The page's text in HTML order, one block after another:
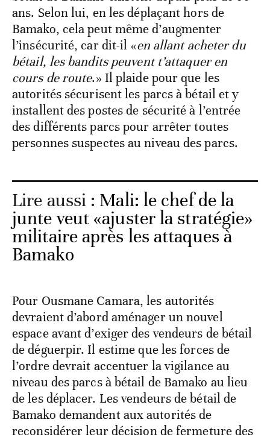
ans. Selon lui, en les déplaçant hors de
Bamako, cela peut même d’augmenter
l’insécurité, car dit-il «en allant acheter du
bétail, les bandits peuvent t’attaquer en
cours de route.» Il plaide pour que les
autorités sécurisent les parcs à bétail et y
installent des postes de sécurité à l’entrée
des différents parcs pour arrêter toutes
personnes suspectes au niveau des parcs.
Lire aussi : Mali: le chef de la
junte veut «ajuster la stratégie»
militaire après les attaques à
Bamako
Pour Ousmane Camara, les autorités
devraient d’abord aménager un nouvel
espace avant d’exiger des vendeurs de bétail
de déguerpir. Il estime que les forces de
l’ordre devrait accentuer la vigilance au
niveau des parcs à bétail de Bamako au lieu
de les déplacer. Les vendeurs de bétail de
Bamako demandent aux autorités de
reconsidérer leur décision de fermeture des